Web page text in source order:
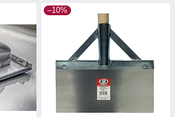
–10%